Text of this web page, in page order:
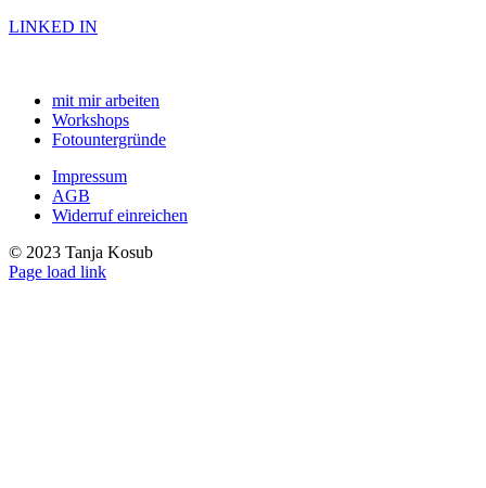
LINKED IN
mit mir arbeiten
Workshops
Fotountergründe
Impressum
AGB
Widerruf einreichen
© 2023 Tanja Kosub
Page load link